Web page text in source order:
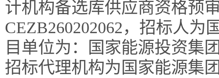
计机构备选库供应商资格预
CEZB260202062，招标人
目单位为：国家能源投资集
招标代理机构为国家能源集